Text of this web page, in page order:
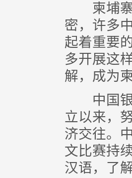
柬埔寨
密，许多
起着重要
多开展这
解，成为
中国银
立以来，
济交往。
文比赛持
汉语，了